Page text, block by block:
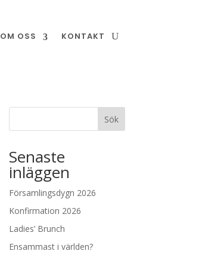
OM OSS KONTAKT
Sök
Senaste
inläggen
Församlingsdygn 2026
Konfirmation 2026
Ladies’ Brunch
Ensammast i världen?